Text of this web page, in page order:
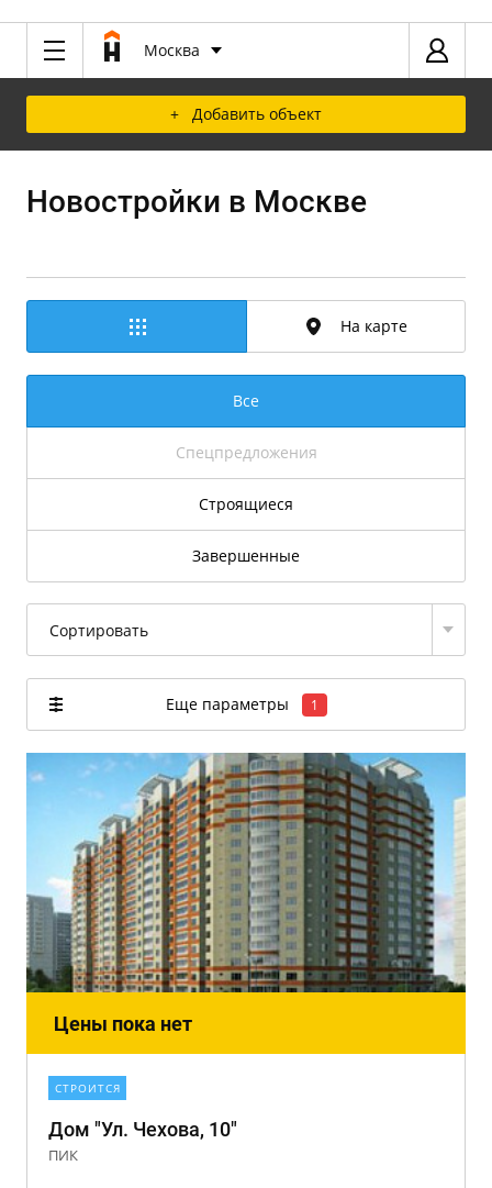
Москва
+ Добавить объект
Новостройки в Москве
На карте
Все
Спецпредложения
Строящиеся
Завершенные
Сортировать
Еще параметры 1
Цены пока нет
СТРОИТСЯ
Дом "Ул. Чехова, 10"
ПИК